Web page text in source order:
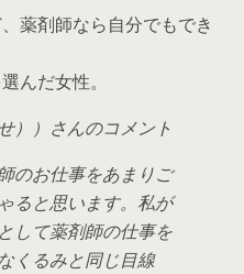
薬剤師なら自分でもでき
んだ女性。
））さんのコメント
のお仕事をあまりご
ると思います。私が
して薬剤師の仕事を
くるみと同じ目線